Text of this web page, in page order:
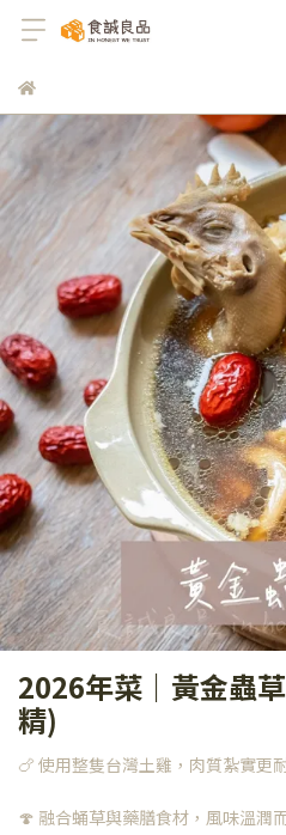
2026年菜｜黃金蟲
精)
🍗 使用整隻台灣土雞，肉質紮實更
🍄 融合蛹草與藥膳食材，風味溫潤